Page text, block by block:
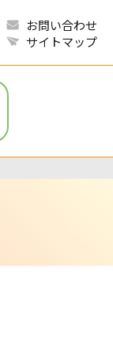
お問い合わせ
サイトマップ